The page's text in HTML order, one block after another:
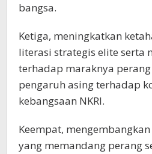
bangsa.
Ketiga, meningkatkan
literasi strategis elite serta
terhadap maraknya
pengaruh asing terhadap
kebangsaan NKRI.
Keempat,
yang memandang perang